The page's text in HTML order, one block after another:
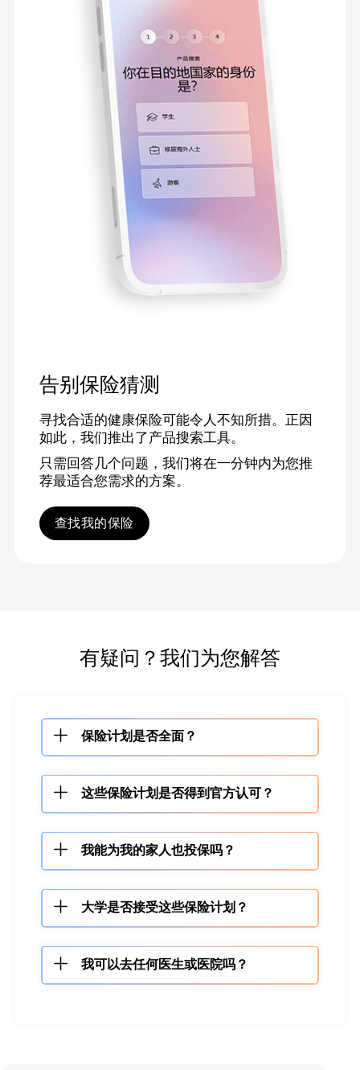
告别保险猜测
寻找合适的健康保险可能令人不知所措。正因
如此，我们推出了产品搜索工具。
只需回答几个问题，我们将在一分钟内为您推
荐最适合您需求的方案。
查找我的保险
有疑问？我们为您解答
保险计划是否全面？
这些保险计划是否得到官方认可？
我能为我的家人也投保吗？
大学是否接受这些保险计划？
我可以去任何医生或医院吗？